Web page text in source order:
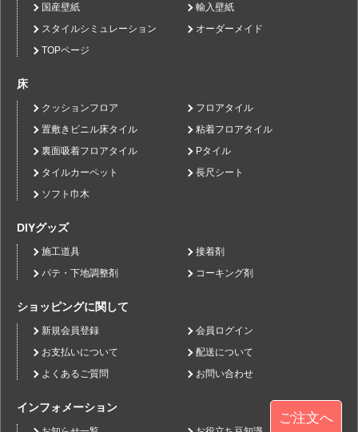
ご注文へ
国産壁紙
輸入壁紙
スタイルシミュレーション
オーダーメイド
TOPページ
床
クッションフロア
フロアタイル
置敷きビニル床タイル
粘着フロアタイル
裏面吸着フロアタイル
Pタイル
タイルカーペット
長尺シート
ソフト巾木
DIYグッズ
施工道具
接着剤
パテ・下地調整剤
コーキング剤
ショッピングに関して
新規会員登録
会員ログイン
お支払いについて
配送について
よくあるご質問
お問い合わせ
インフォメーション